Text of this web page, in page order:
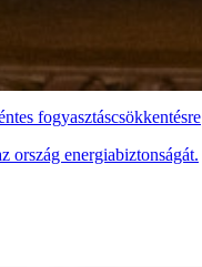
fogyasztáscsökkentésre
ország energiabiztonságát.